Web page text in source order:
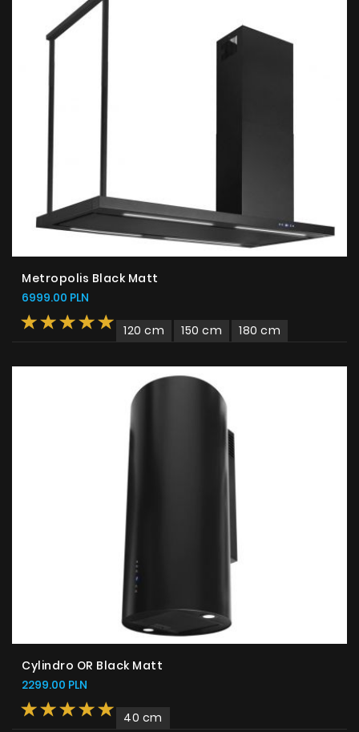
Metropolis Black Matt
6999.00 PLN
120 cm 150 cm 180 cm
Cylindro OR Black Matt
2299.00 PLN
40 cm